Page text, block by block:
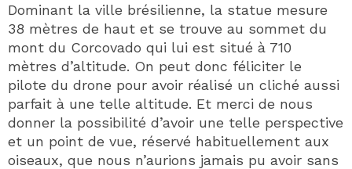
Dominant la ville brésilienne, la statue mesure
38 mètres de haut et se trouve au sommet du
mont du Corcovado qui lui est situé à 710
mètres d’altitude. On peut donc féliciter le
pilote du drone pour avoir réalisé un cliché aussi
parfait à une telle altitude. Et merci de nous
donner la possibilité d’avoir une telle perspective
et un point de vue, réservé habituellement aux
oiseaux, que nous n’aurions jamais pu avoir sans